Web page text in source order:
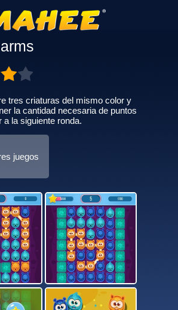
tres criaturas del mismo color y
la cantidad necesaria de puntos
a la siguiente ronda.
juegos